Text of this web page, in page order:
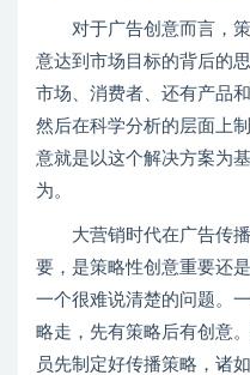
对于广告创意而言，策
意达到市场目标的背后的
市场、消费者、还有产品
然后在科学分析的层面上
意就是以这个解决方案为
为。
大营销时代在广告传播
要，是策略性创意重要还
一个很难说清楚的问题。
略走，先有策略后有创意
员先制定好传播策略，诸